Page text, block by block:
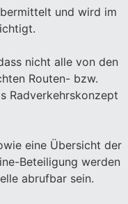
und wird im
nicht alle von den
Routen- bzw.
Radverkehrskonzept
eine Übersicht der
Beteiligung werden
abrufbar sein.